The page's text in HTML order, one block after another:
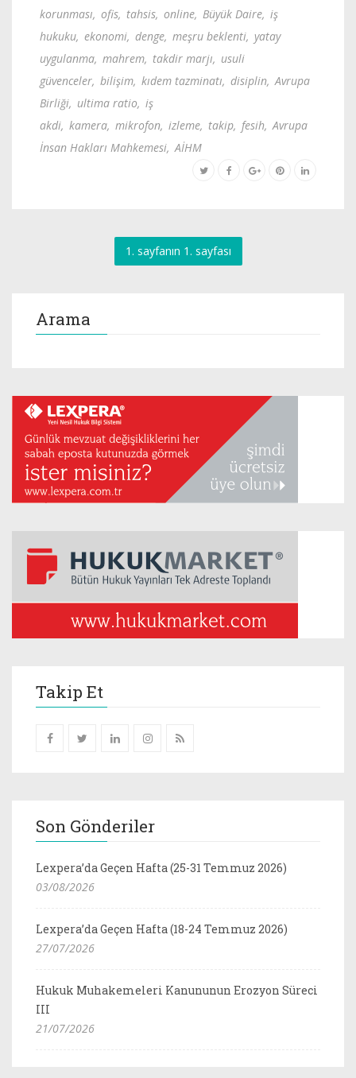
korunması, ofis, tahsis, online, Büyük Daire, iş
hukuku, ekonomi, denge, meşru beklenti, yatay
uygulanma, mahrem, takdir marjı, usuli
güvenceler, bilişim, kıdem tazminatı, disiplin, Avrupa
Birliği, ultima ratio, iş
akdi, kamera, mikrofon, izleme, takip, fesih, Avrupa
İnsan Hakları Mahkemesi, AİHM
1. sayfanın 1. sayfası
Arama
Takip Et
Son Gönderiler
Lexpera’da Geçen Hafta (25-31 Temmuz 2026)
03/08/2026
Lexpera’da Geçen Hafta (18-24 Temmuz 2026)
27/07/2026
Hukuk Muhakemeleri Kanununun Erozyon Süreci
III
21/07/2026